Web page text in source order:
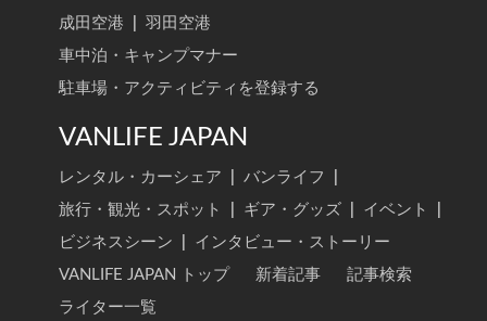
成田空港
羽田空港
車中泊・キャンプマナー
駐車場・アクティビティを登録する
VANLIFE JAPAN
レンタル・カーシェア バンライフ
旅行・観光・スポット
ギア・グッズ イベント
ビジネスシーン
インタビュー・ストーリー
VANLIFE JAPAN トップ
新着記事
記事検索
ライター一覧